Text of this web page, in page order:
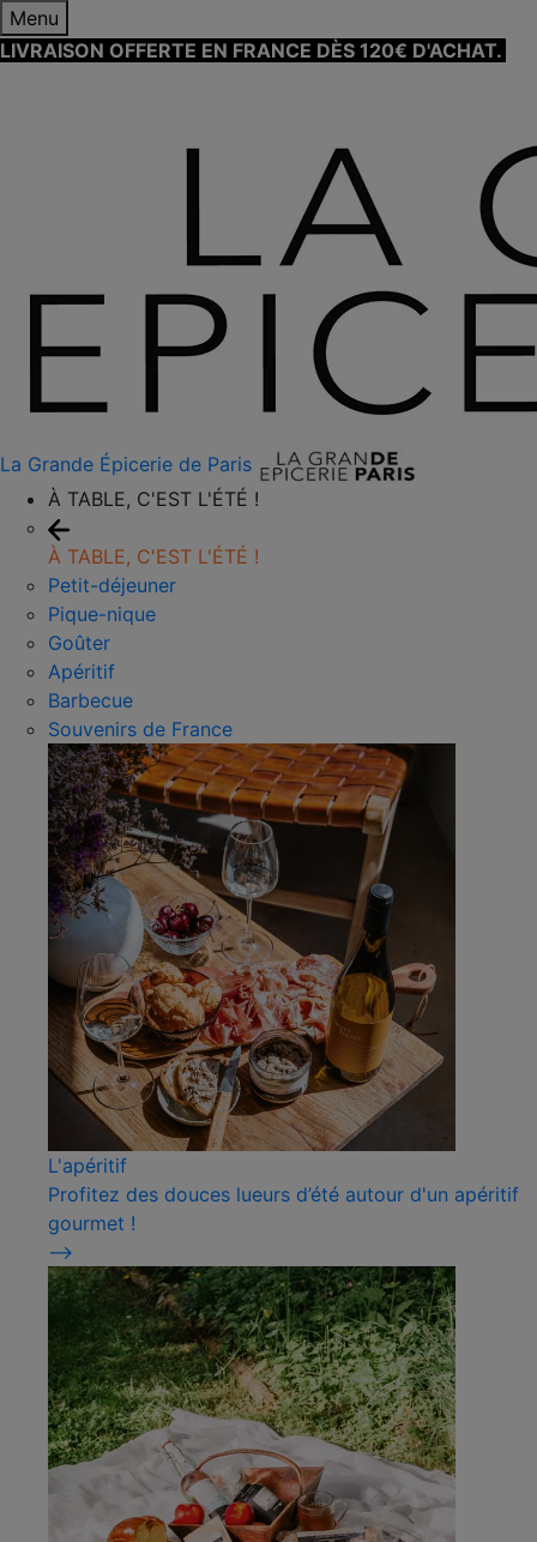
Menu
LIVRAISON OFFERTE EN FRANCE DÈS 120€ D'ACHAT.
La Grande Épicerie de Paris
À TABLE, C'EST L'ÉTÉ !
À TABLE, C'EST L'ÉTÉ !
Petit-déjeuner
Pique-nique
Goûter
Apéritif
Barbecue
Souvenirs de France
L'apéritif
Profitez des douces lueurs d’été autour d'un apéritif
gourmet !
⟶